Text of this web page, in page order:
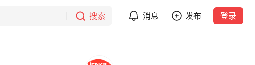
搜索 消息 发布 登录